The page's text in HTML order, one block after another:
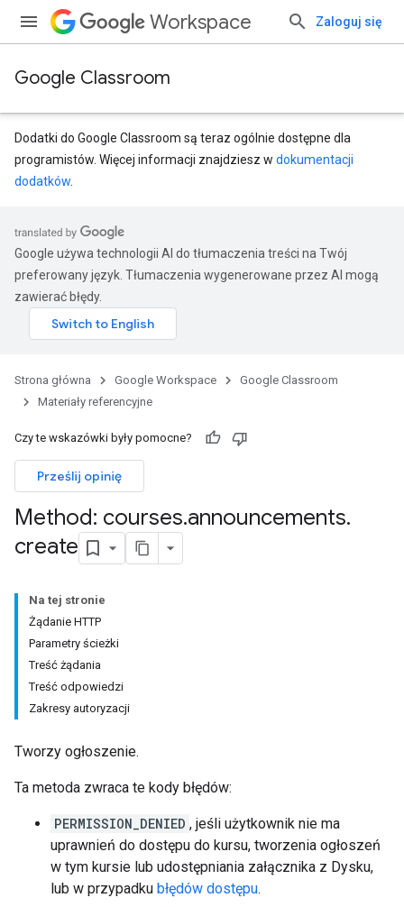
Workspace Zaloguj się
Google Classroom
Dodatki do Google Classroom są teraz ogólnie dostępne dla
programistów. Więcej informacji znajdziesz w dokumentacji
dodatków
Google używa technologii AI do tłumaczenia treści na Twój
preferowany język. Tłumaczenia wygenerowane przez AI mogą
zawierać błędy.
Strona główna Google Workspace
Google Classroom
Materiały referencyjne
Czy te wskazówki były pomocne?
Prześlij opinię
Method: courses.announcements.
create
Na tej stronie
Żądanie HTTP
Parametry ścieżki
Treść żądania
Treść odpowiedzi
Zakresy autoryzacji
Tworzy ogłoszenie.
Ta metoda zwraca te kody błędów:
PERMISSION_DENIED , jeśli użytkownik nie ma
uprawnień do dostępu do kursu, tworzenia ogłoszeń
w tym kursie lub udostępniania załącznika z Dysku,
lub w przypadku błędów dostępu.